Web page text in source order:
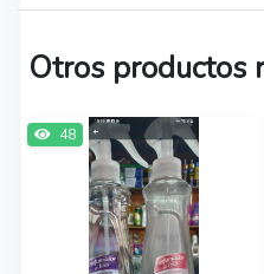
Otros productos
48